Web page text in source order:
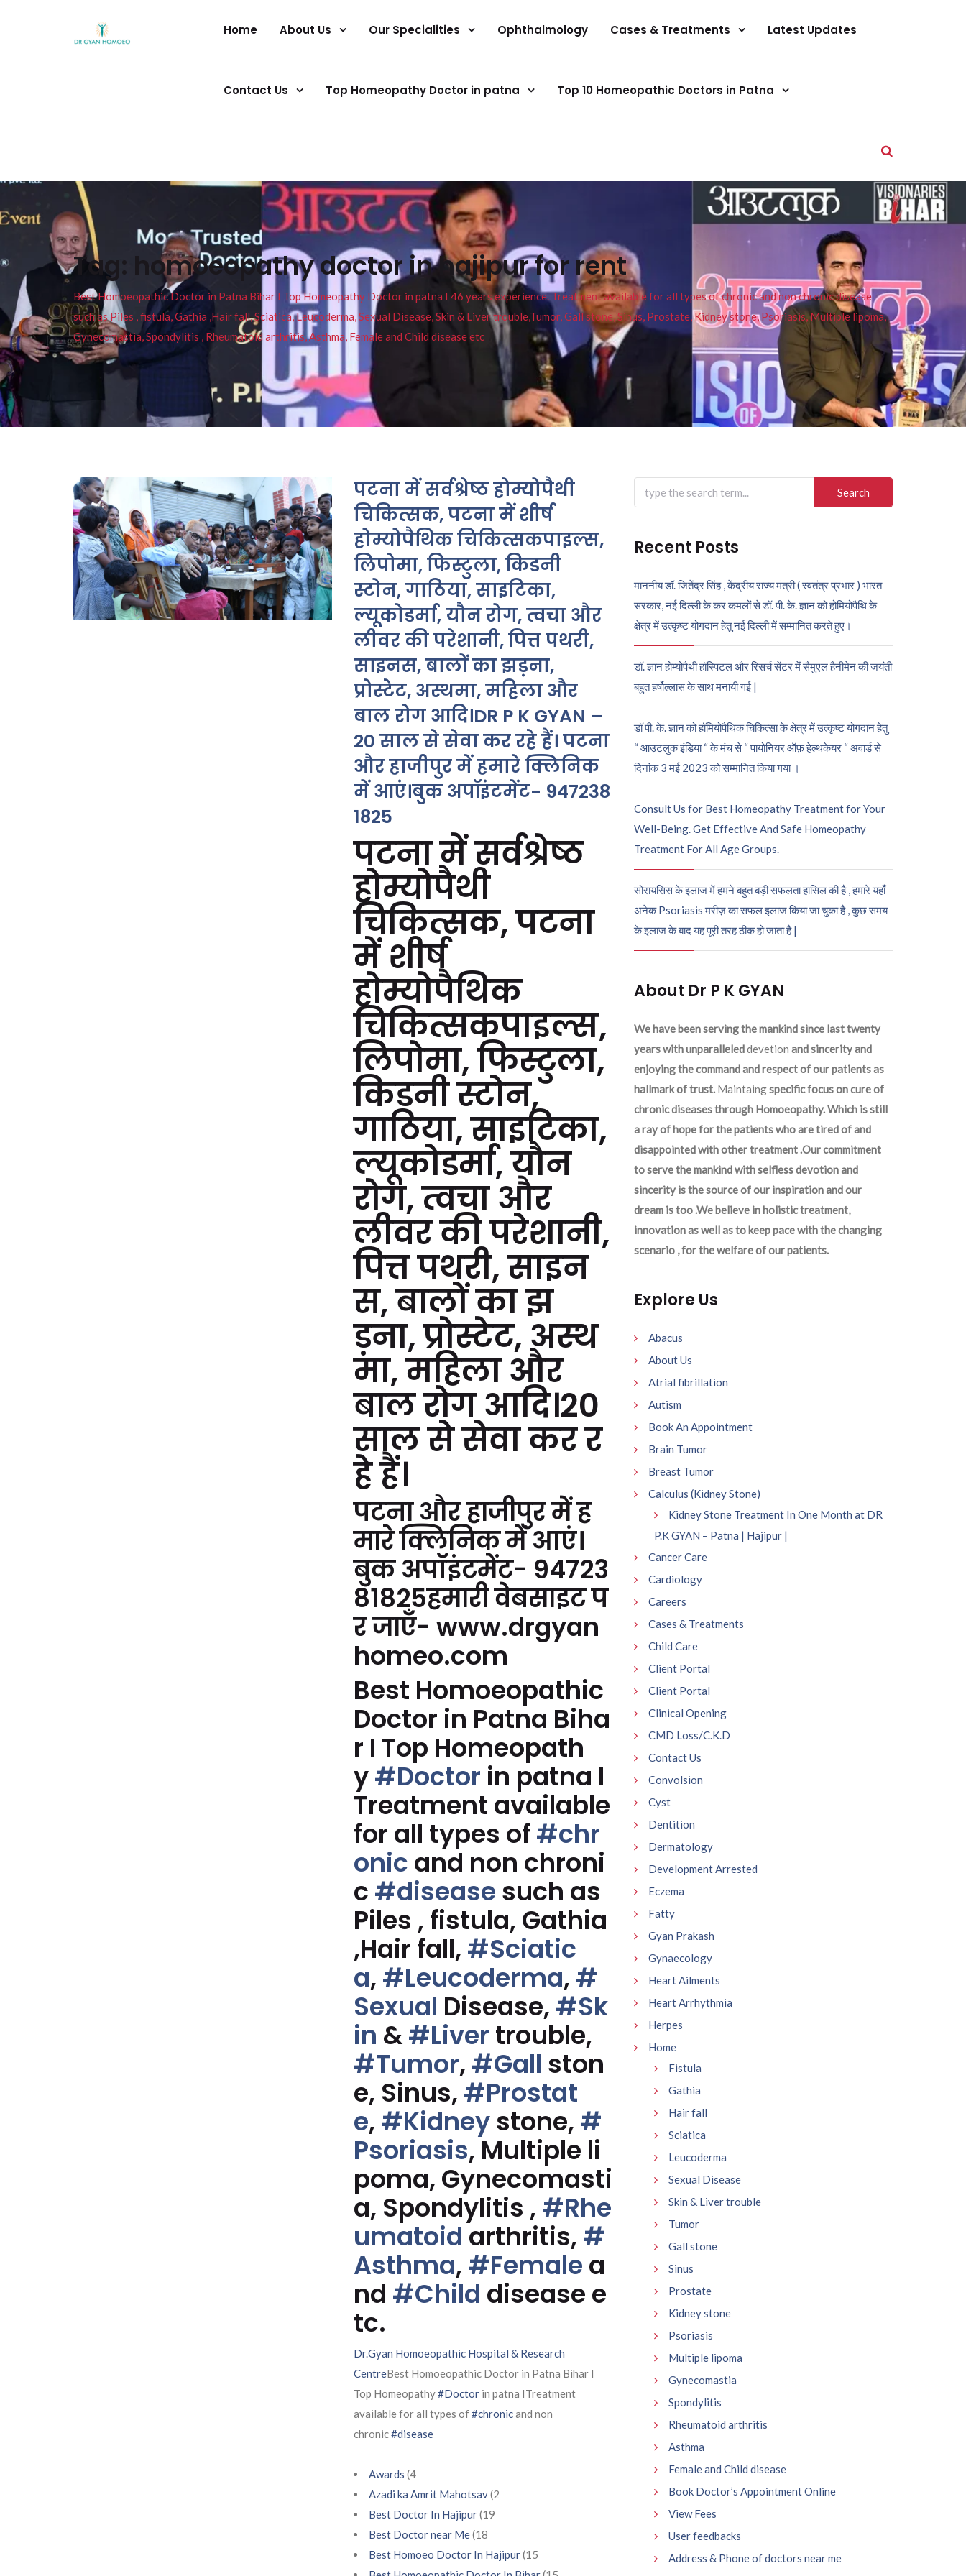
Home About Us Our Specialities Ophthalmology Cases & Treatments Latest Updates
Contact Us Top Homeopathy Doctor in patna Top 10 Homeopathic Doctors in Patna
Tag: homoeopathy doctor in hajipur for rent
Best Homoeopathic Doctor in Patna Bihar I Top Homeopathy Doctor in patna I 46 years experience. Treatment available for all types of chronic and non chronic disease
such as Piles , fistula, Gathia ,Hair fall, Sciatica, Leucoderma, Sexual Disease, Skin & Liver trouble,Tumor, Gall stone, Sinus, Prostate, Kidney stone, Psoriasis, Multiple lipoma,
Gynecomastia, Spondylitis , Rheumatoid arthritis, Asthma, Female and Child disease etc
पटना में सर्वश्रेष्ठ होम्योपैथी
चिकित्सक, पटना में शीर्ष
होम्योपैथिक चिकित्सकपाइल्स,
लिपोमा, फिस्टुला, किडनी
स्टोन, गाठिया, साइटिका,
ल्यूकोडर्मा, यौन रोग, त्वचा और
लीवर की परेशानी, पित्त पथरी,
साइनस, बालों का झड़ना,
प्रोस्टेट, अस्थमा, महिला और
बाल रोग आदि।DR P K GYAN –
20 साल से सेवा कर रहे हैं। पटना
और हाजीपुर में हमारे क्लिनिक
में आएं।बुक अपॉइंटमेंट- 947238
1825
पटना में सर्वश्रेष्ठ
होम्योपैथी
चिकित्सक, पटना
में शीर्ष
होम्योपैथिक
चिकित्सकपाइल्स,
लिपोमा, फिस्टुला,
किडनी स्टोन,
गाठिया, साइटिका,
ल्यूकोडर्मा, यौन
रोग, त्वचा और
लीवर की परेशानी,
पित्त पथरी, साइन
स, बालों का झ
ड़ना, प्रोस्टेट, अस्थ
मा, महिला और
बाल रोग आदि।20
साल से सेवा कर र
हे हैं।
पटना और हाजीपुर में ह
मारे क्लिनिक में आएं।
बुक अपॉइंटमेंट- 94723
81825हमारी वेबसाइट प
र जाएँ- www.drgyan
homeo.com
Best Homoeopathic
Doctor in Patna Biha
r I Top Homeopath
y#Doctor in patna I
Treatment available
for all types of #chr
onic and non chroni
c #disease such as
Piles , fistula, Gathia
,Hair fall, #Sciatic
a, #Leucoderma, #
Sexual Disease, #Sk
in &#Liver trouble,
#Tumor, #Gall ston
e, Sinus, #Prostat
e, #Kidneystone, #
Psoriasis, Multiple li
poma, Gynecomasti
a, Spondylitis , #Rhe
umatoid arthritis, #
Asthma, #Female a
nd #Child disease e
tc.
Dr.Gyan Homoeopathic Hospital & Research
CentreBest Homoeopathic Doctor in Patna Bihar I
Top Homeopathy#Doctor in patna ITreatment
available for all types of#chronicand non
chronic#disease
Awards (4
Azadi ka Amrit Mahotsav(2
Best Doctor In Hajipur(19
Best Doctor near Me(18
Best Homoeo Doctor In Hajipur(15
Search
for:
Recent Posts
माननीय डॉ. जितेंद्र सिंह , केंद्रीय राज्य मंत्री ( स्वतंत्र प्रभार ) भारत
सरकार, नई दिल्ली के कर कमलों से डॉ. पी. के. ज्ञान को होमियोपैथि के
क्षेत्र में उत्कृष्ट योगदान हेतु नई दिल्ली में सम्मानित करते हुए।
डॉ. ज्ञान होम्योपैथी हॉस्पिटल और रिसर्च सेंटर में सैमुएल हैनीमेन की जयंती
बहुत हर्षोल्लास के साथ मनायी गई |
डॉ पी. के. ज्ञान को हॉमियोपैथिक चिकित्सा के क्षेत्र में उत्कृष्ट योगदान हेतु
“ आउटलुक इंडिया “ के मंच से “ पायोनियर ऑफ़ हेल्थकेयर “ अवार्ड से
दिनांक 3 मई 2023 को सम्मानित किया गया ।
Consult Us for Best Homeopathy Treatment for Your
Well-Being. Get Effective And Safe Homeopathy
Treatment For All Age Groups.
सोरायसिस के इलाज में हमने बहुत बड़ी सफलता हासिल की है , हमारे यहाँ
अनेक Psoriasis मरीज़ का सफल इलाज किया जा चुका है , कुछ समय
के इलाज के बाद यह पूरी तरह ठीक हो जाता है |
About Dr P K GYAN
We have been serving the mankind since last twenty
years with unparalleleddevetion and sincerity and
enjoying the command and respect of our patients as
hallmark of trust. Maintaingspecific focus on cure of
chronic diseases through Homoeopathy. Which is still
a ray of hope for the patients who are tired of and
disappointed with other treatment .Our commitment
to serve the mankind with selfless devotion and
sincerity is the source of our inspiration and our
dream is too .We believe in holistic treatment,
innovation as well as to keep pace with the changing
scenario , for the welfare of our patients.
Explore Us
Abacus
About Us
Atrial fibrillation
Autism
Book An Appointment
Brain Tumor
Breast Tumor
Calculus (Kidney Stone)
Kidney Stone Treatment In One Month at DR
P.K GYAN – Patna | Hajipur |
Cancer Care
Cardiology
Careers
Cases & Treatments
Child Care
Client Portal
Client Portal
Clinical Opening
CMD Loss/C.K.D
Contact Us
Convolsion
Cyst
Dentition
Dermatology
Development Arrested
Eczema
Fatty
Gyan Prakash
Gynaecology
Heart Ailments
Heart Arrhythmia
Herpes
Home
Fistula
Gathia
Hair fall
Sciatica
Leucoderma
Sexual Disease
Skin & Liver trouble
Tumor
Gall stone
Sinus
Prostate
Kidney stone
Psoriasis
Multiple lipoma
Gynecomastia
Spondylitis
Rheumatoid arthritis
Asthma
Female and Child disease
Book Doctor’s Appointment Online
View Fees
User feedbacks
Address & Phone of doctors near me